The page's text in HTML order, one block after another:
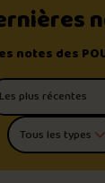
notes des
Trier
Filtrer